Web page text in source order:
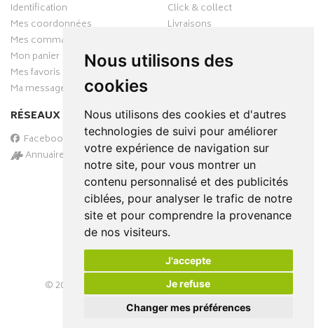
Nous utilisons des
cookies
Nous utilisons des cookies et d'autres
technologies de suivi pour améliorer
votre expérience de navigation sur
notre site, pour vous montrer un
contenu personnalisé et des publicités
ciblées, pour analyser le trafic de notre
site et pour comprendre la provenance
de nos visiteurs.
J'accepte
Je refuse
Changer mes préférences
Identification
Mes coordonnées
Mes commandes
Mon panier
Mes favoris
Ma messagerie
RÉSEAUX SOCIAUX
Facebook
Annuaire des pharmacies
Click & collect
Livraisons
PAIEMENT SÉCURISÉ
© 2026 – Tous droits réservés –
Apotekisto Pharmacie Cloud